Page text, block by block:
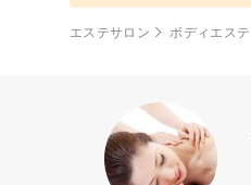
エステサロン ボディエステ